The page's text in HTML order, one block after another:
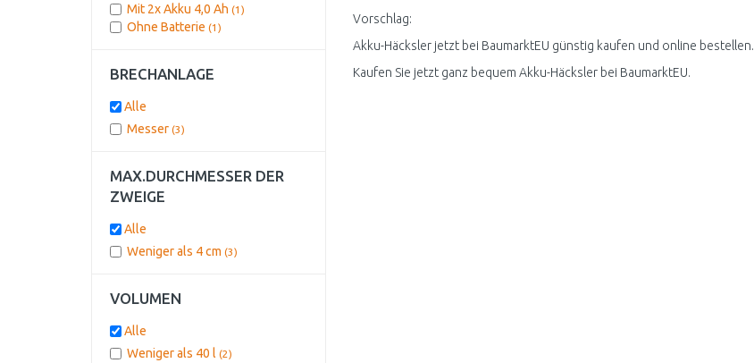
Vorschlag:
Akku-Häcksler jetzt bei BaumarktEU günstig kaufen und online bestellen.
Kaufen Sie jetzt ganz bequem Akku-Häcksler bei BaumarktEU.
Mit 2x Akku 4,0 Ah (1)
Ohne Batterie (1)
BRECHANLAGE
Alle
Messer (3)
MAX.DURCHMESSER DER
ZWEIGE
Alle
Weniger als 4 cm (3)
VOLUMEN
Alle
Weniger als 40 l (2)